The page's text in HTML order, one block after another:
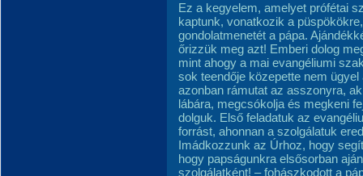
Ez a kegyelem, amelyet prófétai
kaptunk, vonatkozik a
gondolatmenetét a pápa.
őrizzük meg azt! Emberi dolog
mint ahogy a mai evangéliumi
sok teendője közepette nem
azonban rámutat az asszonyra,
lábára, megcsókolja és megkeni
dolguk. Első feladatuk az
forrást, ahonnan a szolgálatuk
Imádkozzunk az Úrhoz, hogy
hogy papságunkra elsősorban
szolgálatként! – fohászkodott a